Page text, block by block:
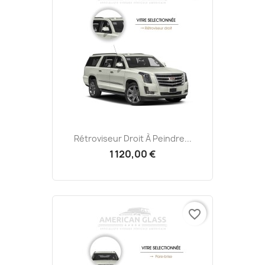
Rétroviseur Droit À Peindre...
1 120,00 €
favorite_border